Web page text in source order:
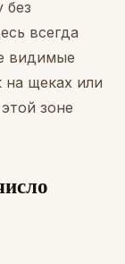
без
всегда
видимые
на щеках или
зоне